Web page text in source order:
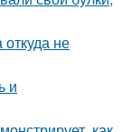
не
и